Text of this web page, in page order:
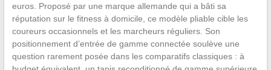
euros. Proposé par une marque allemande qui a bâti sa
réputation sur le fitness à domicile, ce modèle pliable cible les
coureurs occasionnels et les marcheurs réguliers. Son
positionnement d’entrée de gamme connectée soulève une
question rarement posée dans les comparatifs classiques : à